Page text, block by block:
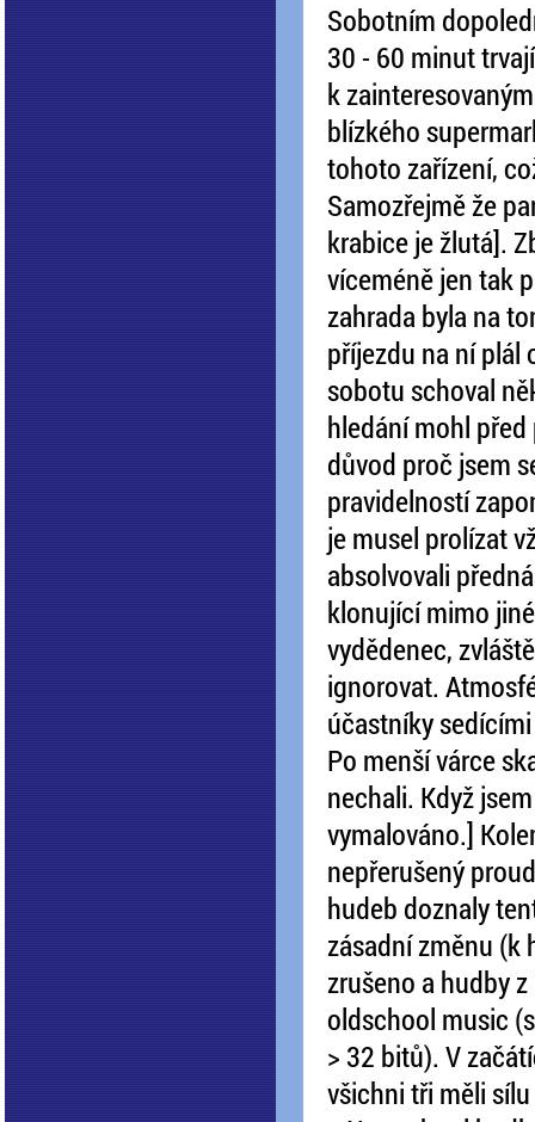
Sobotním
30 - 60 minut
k
blízkého
tohoto zařízení,
Samozřejmě že
krabice je žlutá].
víceméně jen tak
zahrada byla na
příjezdu na ní plál
sobotu schoval
hledání mohl
důvod proč jsem
pravidelností
je musel prolízat
absolvovali
klonující mimo
vydědenec,
ignorovat.
účastníky
Po menší várce
nechali. Když
vymalováno.]
nepřerušený
hudeb doznaly
zásadní změnu (k
zrušeno a hudby
oldschool music
> 32 bitů). V
všichni tři měli